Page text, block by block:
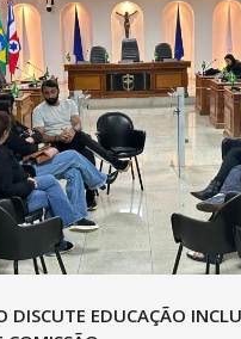
DISCUTE EDUCAÇÃO